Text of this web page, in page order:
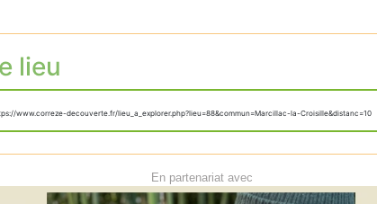
lieu
www.correze-decouverte.fr/lieu_a_explorer.php?lieu=88&commun=Marcillac-la-Croisille&distanc=10
En partenariat avec